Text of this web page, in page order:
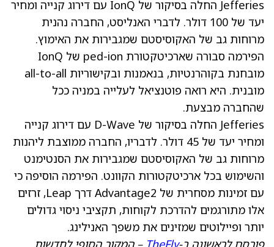
Jefferies החלה בסיקור של IonQ עם דירוג קנייה ומחיר
יעד של 100 דולר. לדברי האנליסט, החברה נהנית
מרוחות גב של האקוסיסטם שמגבירות את האימוץ.
הפירמה סבורה שארכיטקטורת ped-ion של IonQ
מובחנת בקוהרנטיות, בנאמנות ובקישוריות all-to-all
מובנית. היא רואה פוטנציאל לעלייה במניה ככל
שהחברה מבצעת.
Jefferies החלה בסיקור של D-Wave עם דירוג קנייה
ומחיר יעד של 45 דולר. לדבריו, החברה ממוצבת ליהנות
מרוחות גב של האקוסיסטם שמגבירות את הסנטימנט
והשימוש בכל ארכיטקטורות הקוונט. הפירמה הוסיפה כי
עם זמינות מסחרית של Advantage2 דרך Leap, זרזים
אלו מתורגמים להדרכת לקוחות, תקציבי ניסוי גדולים
יותר ופיילוטים שמזינים את משפך האנילינג.
פורסם לראשונה ב-TheFly – המקור הסופי לחדשות